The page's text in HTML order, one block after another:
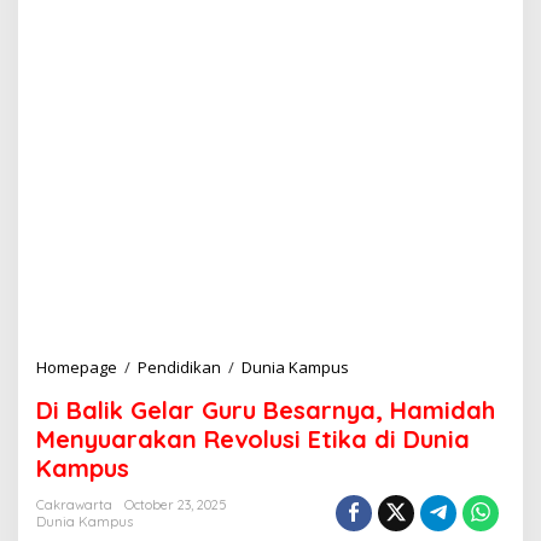
Homepage / Pendidikan / Dunia Kampus
B
a
l
k
G
Di Balik Gelar Guru Besarnya, Hamidah
Menyuarakan Revolusi Etika di Dunia
Kampus
Cakrawarta
October 23, 2025
Dunia Kampus